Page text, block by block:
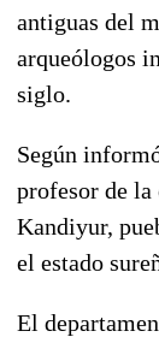
antiguas del
arqueólogos
siglo.
Según
profesor de la
Kandiyur,
el estado
El